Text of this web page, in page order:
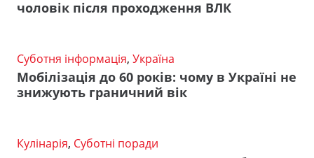
чоловік після проходження ВЛК
Суботня інформація, Україна
Мобілізація до 60 років: чому в Україні не
знижують граничний вік
Кулінарія, Суботні поради